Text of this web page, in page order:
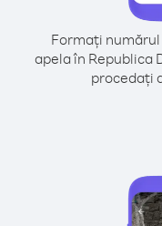
Formați
apela în Republica
procedați